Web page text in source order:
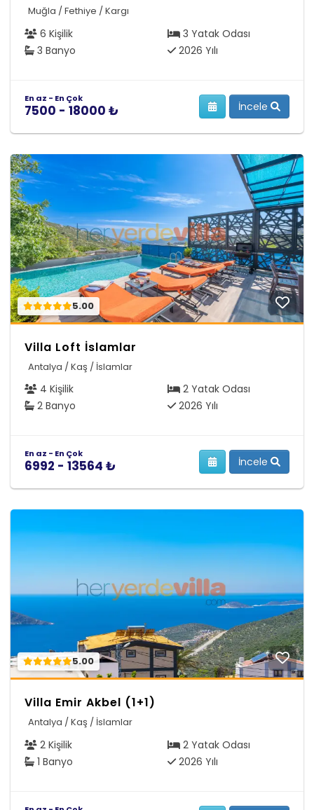
Muğla / Fethiye / Kargı
6 Kişilik
3 Yatak Odası
3 Banyo
2026 Yılı
En az - En Çok
7500 - 18000 ₺ İncele
5.00
Villa Loft İslamlar
Antalya / Kaş / İslamlar
4 Kişilik
2 Yatak Odası
2 Banyo
2026 Yılı
En az - En Çok
6992 - 13564 ₺ İncele
5.00
Villa Emir Akbel (1+1)
Antalya / Kaş / İslamlar
2 Kişilik
2 Yatak Odası
1 Banyo
2026 Yılı